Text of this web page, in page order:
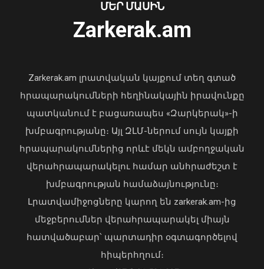
Վահագն Խաչատուրյանն ընդունել է
Picsart ընկերության հիմնադիր և
գործադիր տնօրեն Հովհաննես
«Պարտվեցինք դաժան հիվանդության
04 Օգոստոս, 2026 19:12
Վարչապետ Փաշինյանն այցելել է
ՄԵՐ ՄԱՍԻՆ
Zarkerak.am
Zarkerak.am լրատվական կայքում տեղ գտած
հրապարակումների հեղինակային իրավունքը
պատկանում է բացառապես «Զարկերակ»-ի
խմբագրությանը։ Այլ ԶԼՄ-ներում սույն կայքի
հրապարակումներից որևէ մեկն ամբողջական
վերահրապարակելու համար անհրաժեշտ է
խմբագրության համաձայնությունը։
Լրատվամիջոցները կարող են zarkerak.am-ից
մեջբերումներ վերահրապարակել միայն
հատվածաբար՝ պարտադիր օգտագործելով
հիպերհղում։